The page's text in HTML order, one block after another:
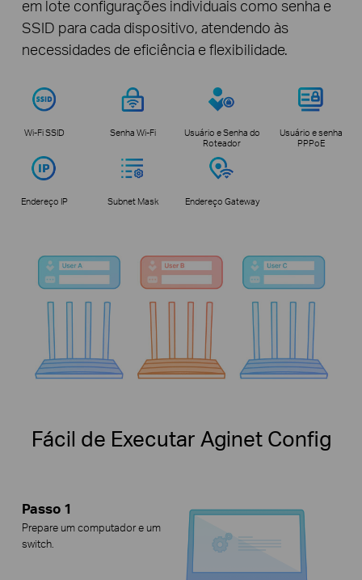
em lote configurações individuais como senha e
SSID para cada dispositivo, atendendo às
necessidades de eficiência e flexibilidade.
Wi-Fi SSID Senha Wi-Fi
Usuário e Senha do
Roteador
Usuário e senha
PPPoE
Endereço IP Subnet Mask Endereço Gateway
Fácil de Executar Aginet Config
Passo 1
Prepare um computador e um
switch.